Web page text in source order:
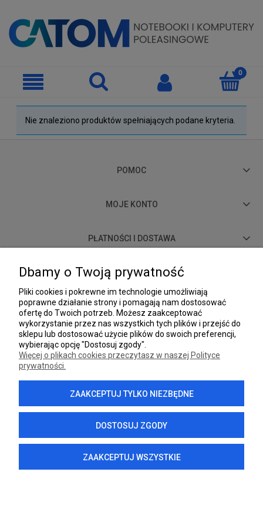
Nie znaleziono produktów spełniających podane kryteria.
POMOC
MOJE KONTO
PŁATNOŚCI I DOSTAWA
INFORMACJE
DANE FIRMY
Sklep internetowy Shoper.pl
Dbamy o Twoją prywatność
Pliki cookies i pokrewne im technologie umożliwiają
poprawne działanie strony i pomagają nam dostosować
ofertę do Twoich potrzeb. Możesz zaakceptować
wykorzystanie przez nas wszystkich tych plików i przejść do
sklepu lub dostosować użycie plików do swoich preferencji,
wybierając opcję "Dostosuj zgody".
Więcej o plikach cookies przeczytasz w naszej Polityce
prywatności.
ZAAKCEPTUJ TYLKO NIEZBĘDNE
DOSTOSUJ ZGODY
ZAAKCEPTUJ WSZYSTKIE